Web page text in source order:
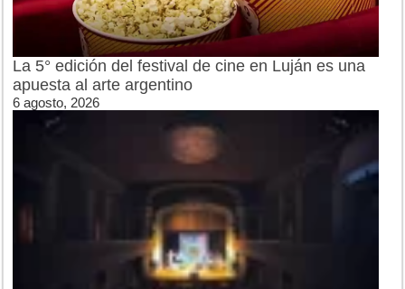
La 5° edición del festival de cine en Luján es una
apuesta al arte argentino
6 agosto, 2026